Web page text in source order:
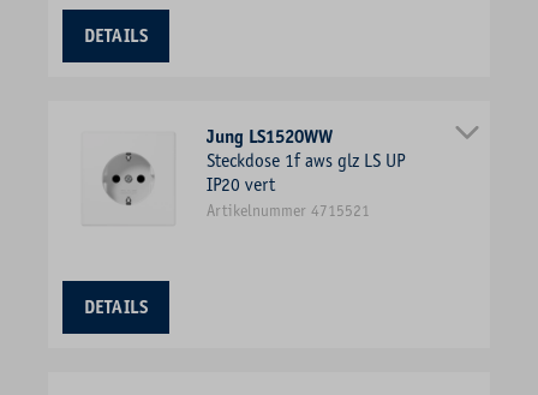
DETAILS
Jung LS1520WW
Steckdose 1f aws glz LS UP
IP20 vert
Artikelnummer 4715521
DETAILS